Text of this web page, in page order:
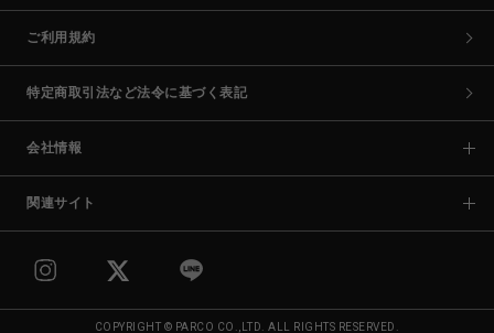
ご利用規約
特定商取引法など法令に基づく表記
会社情報
関連サイト
COPYRIGHT © PARCO CO.,LTD. ALL RIGHTS RESERVED.